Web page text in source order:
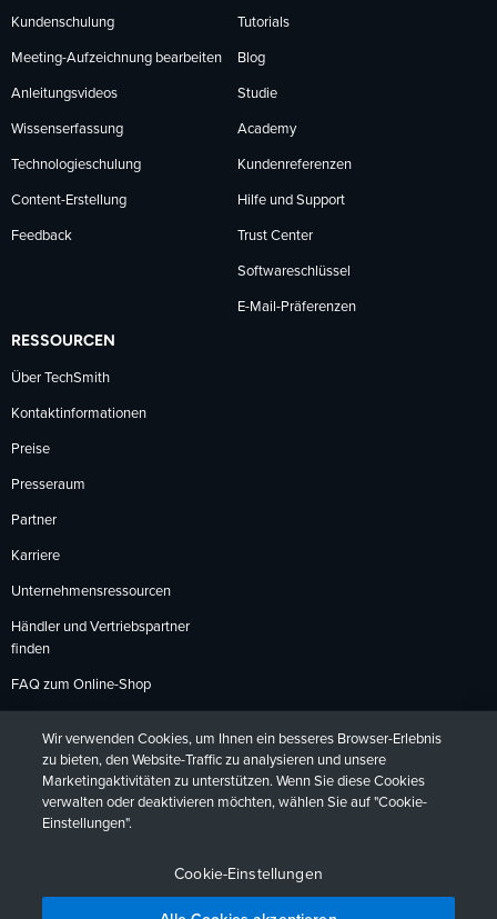
Kundenschulung
Meeting-Aufzeichnung bearbeiten
Anleitungsvideos
Wissenserfassung
Technologieschulung
Content-Erstellung
Feedback
Tutorials
Blog
Studie
Academy
Kundenreferenzen
Hilfe und Support
Trust Center
Softwareschlüssel
E-Mail-Präferenzen
RESSOURCEN
Über TechSmith
Kontaktinformationen
Preise
Presseraum
Partner
Karriere
Unternehmensressourcen
Händler und Vertriebspartner
finden
FAQ zum Online-Shop
Rückgabebedingungen
DeutschFrançaisEspañol日本語
Wir verwenden Cookies, um Ihnen ein besseres Browser-Erlebnis
zu bieten, den Website-Traffic zu analysieren und unsere
Marketingaktivitäten zu unterstützen. Wenn Sie diese Cookies
verwalten oder deaktivieren möchten, wählen Sie auf "Cookie-
Einstellungen".
Cookie-Einstellungen